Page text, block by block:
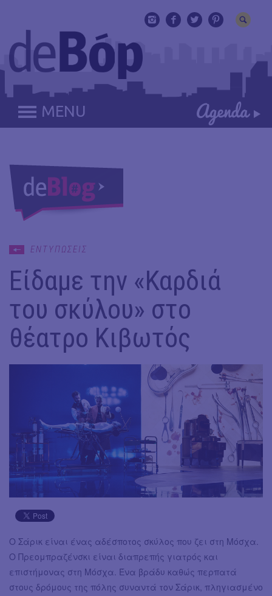
MENU
ΕΝΤΥΠΩΣΕΙΣ
Είδαμε την «Καρδιά
του σκύλου» στο
θέατρο Κιβωτός
Ο Σάρικ είναι ένας αδέσποτος σκύλος που ζει στη Μόσχα.
Ο Πρεομπραζένσκι είναι διαπρεπής γιατρός και
επιστήμονας στη Μόσχα. Ένα βράδυ καθώς περπατά
στους δρόμους της πόλης συναντά τον Σάρικ, πληγιασμένο